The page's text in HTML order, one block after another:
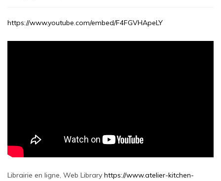
https://www.youtube.com/embed/F4FGVHApeLY
Librairie en ligne, Web Library https://www.atelier-kitchen-